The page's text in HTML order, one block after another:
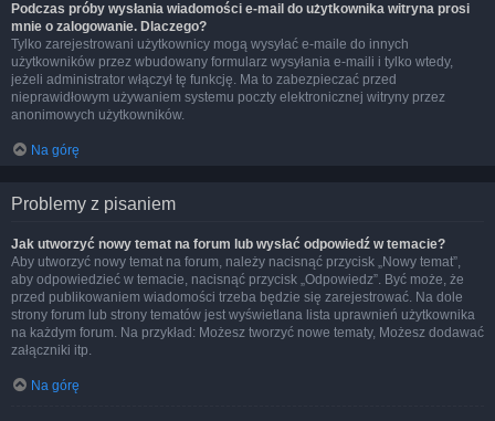
Podczas próby wysłania wiadomości e-mail do użytkownika witryna prosi
mnie o zalogowanie. Dlaczego?
Tylko zarejestrowani użytkownicy mogą wysyłać e-maile do innych
użytkowników przez wbudowany formularz wysyłania e-maili i tylko wtedy,
jeżeli administrator włączył tę funkcję. Ma to zabezpieczać przed
nieprawidłowym używaniem systemu poczty elektronicznej witryny przez
anonimowych użytkowników.
Na górę
Problemy z pisaniem
Jak utworzyć nowy temat na forum lub wysłać odpowiedź w temacie?
Aby utworzyć nowy temat na forum, należy nacisnąć przycisk „Nowy temat”,
aby odpowiedzieć w temacie, nacisnąć przycisk „Odpowiedz”. Być może, że
przed publikowaniem wiadomości trzeba będzie się zarejestrować. Na dole
strony forum lub strony tematów jest wyświetlana lista uprawnień użytkownika
na każdym forum. Na przykład: Możesz tworzyć nowe tematy, Możesz dodawać
załączniki itp.
Na górę